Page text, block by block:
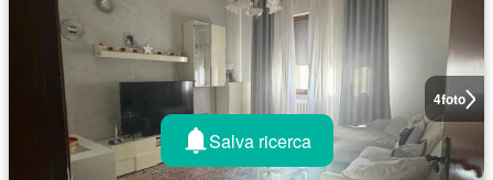
4foto
Salva ricerca